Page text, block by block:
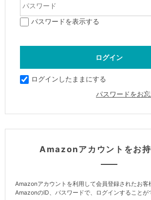
パスワードを表示する
ログインしたままにする
パスワードをお
Amazonアカウントをお
Amazonアカウントを利用して会員登録されたお客
AmazonのID、パスワードで、ログインすることが